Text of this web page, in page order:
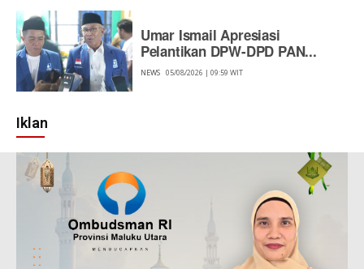
Umar Ismail Apresiasi
Pelantikan DPW-DPD PAN...
NEWS 05/08/2026 | 09:59 WIT
Iklan